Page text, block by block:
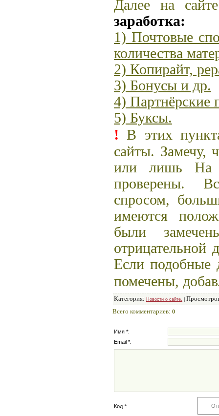
Далее на
заработка:
1) Почтовые
количества
2) Копирайт,
3) Бонусы и др.
4) Партнёрские
5) Буксы.
! В этих
сайты. Замечу,
или лишь На
проверены.
спросом,
имеются
были
отрицательной
Если подобные
помечены,
Категория: Новости о сайте.
Всего комментариев: 0
Имя *:
Email *:
Код *: